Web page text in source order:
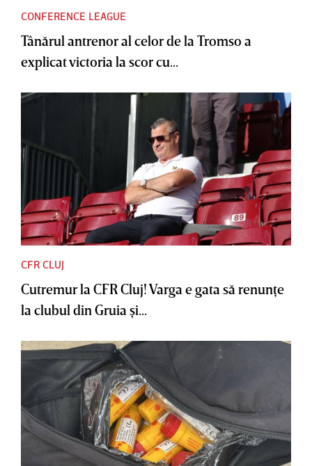
CONFERENCE LEAGUE
Tânărul antrenor al celor de la Tromso a
explicat victoria la scor cu...
CFR CLUJ
Cutremur la CFR Cluj! Varga e gata să renunţe
la clubul din Gruia şi...